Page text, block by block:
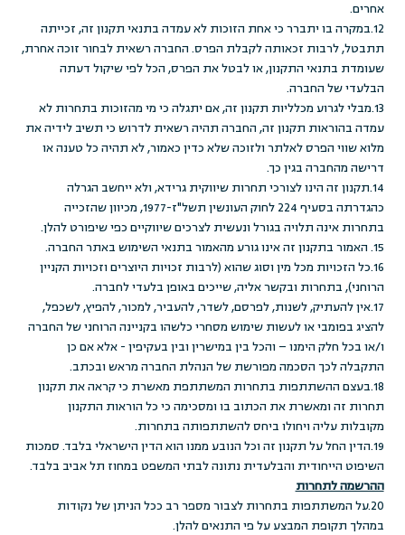
אחרים.
12.במקרה בו יתברר כי אחת הזוכות לא עמדה בתנאי תקנון זה, זכייתה
תתבטל, לרבות זכאותה לקבלת הפרס. החברה רשאית לבחור זוכה אחרת,
שעומדת בתנאי התקנון, או לבטל את הפרס, הכל לפי שיקול דעתה
הבלעדי של החברה.
13.מבלי לגרוע מכלליות תקנון זה, אם יתגלה כי מי מהזוכות בתחרות לא
עמדה בהוראות תקנון זה, החברה תהיה רשאית לדרוש כי תשיב לידיה את
מלוא שווי הפרס לאלתר ולזוכה שלא כדין כאמור, לא תהיה כל טענה או
דרישה מהחברה בגין כך.
14.תקנון זה הינו לצורכי תחרות שיווקית גרידא, ולא ייחשב הגרלה
כהגדרתה בסעיף 224 לחוק העונשין תשל"ז-1977, מכיוון שהזכייה
בתחרות אינה תלויה בגורל ונעשית לצרכים שיווקיים כפי שיפורט להלן.
15. האמור בתקנון זה אינו גורע מהאמור בתנאי השימוש באתר החברה.
16.כל הזכויות מכל מין וסוג שהוא (לרבות זכויות היוצרים וזכויות הקניין
הרוחני), בתחרות ובקשר אליה, שייכים באופן בלעדי לחברה.
17.אין להעתיק, לשנות, לפרסם, לשדר, להעביר, למכור, להפיץ, לשכפל,
להציג בפומבי או לעשות שימוש מסחרי כלשהו בקניינה הרוחני של החברה
ו/או בכל חלק הימנו – והכל בין במישרין ובין בעקיפין - אלא אם כן
התקבלה לכך הסכמה מפורשת של הנהלת החברה מראש ובכתב.
18.בעצם ההשתתפות בתחרות המשתתפת מאשרת כי קראה את תקנון
תחרות זה ומאשרת את הכתוב בו ומסכימה כי כל הוראות התקנון
מקובלות עליה ויחולו ביחס להשתתפותה בתחרות.
19.הדין החל על תקנון זה וכל הנובע ממנו הוא הדין הישראלי בלבד. סמכות
השיפוט הייחודית והבלעדית נתונה לבתי המשפט במחוז תל אביב בלבד.
ההרשמה לתחרות
20.על המשתתפות בתחרות לצבור מספר רב ככל הניתן של נקודות
במהלך תקופת המבצע על פי התנאים להלן.